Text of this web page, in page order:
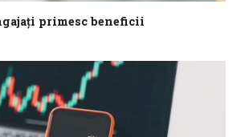
primesc beneficii
de masă, asigurarea medicală, bonusurile
de...